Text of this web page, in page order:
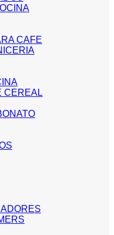
CAFE
CEREAL